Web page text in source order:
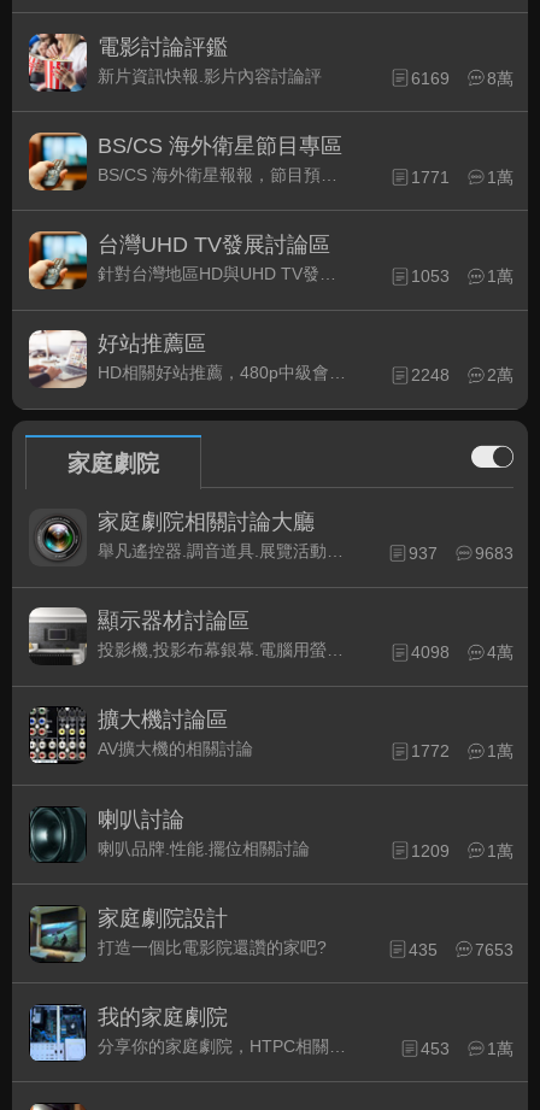
電影討論評鑑
新片資訊快報.影片內容討論評 6169 8萬
BS/CS 海外衛星節目專區
1771 1萬
台灣UHD TV發展討論區
1053 1萬
好站推薦區
HD相關好站推薦，480p中級會員以上限定 2248 2萬
家庭劇院
家庭劇院相關討論大廳
937 9683
顯示器材討論區
4098 4萬
擴大機討論區
AV擴大機的相關討論 1772 1萬
喇叭討論
喇叭品牌.性能.擺位相關討論 1209 1萬
家庭劇院設計
打造一個比電影院還讚的家吧? 435 7653
我的家庭劇院
453 1萬